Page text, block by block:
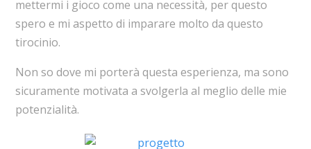
mettermi i gioco come una necessità, per questo
spero e mi aspetto di imparare molto da questo
tirocinio.
Non so dove mi porterà questa esperienza, ma sono
sicuramente motivata a svolgerla al meglio delle mie
potenzialità.